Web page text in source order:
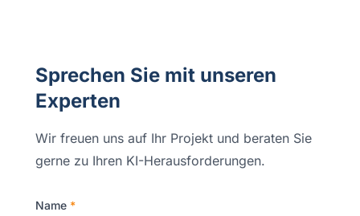
Sprechen Sie mit unseren
Experten
Wir freuen uns auf Ihr Projekt und beraten Sie
gerne zu Ihren KI-Herausforderungen.
Name *